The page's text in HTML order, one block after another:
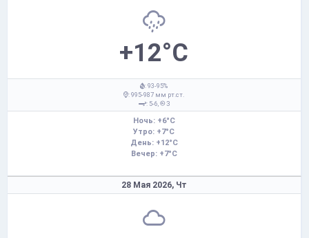
+12°C
: 93-95%
: 995-987 мм рт.ст.
: 5-6,
З
Ночь: +6°C
Утро: +7°C
День: +12°C
Вечер: +7°C
28 Мая 2026, Чт